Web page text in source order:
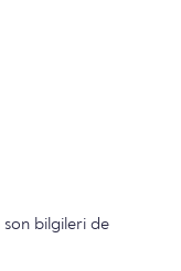
son bilgileri de